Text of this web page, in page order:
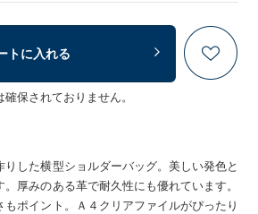
トに入れる
保されておりません。
りした横型ショルダーバッグ。美しい発色と
厚みのある革で耐久性にも優れています。
ポイント。Ａ４クリアファイルがぴったり